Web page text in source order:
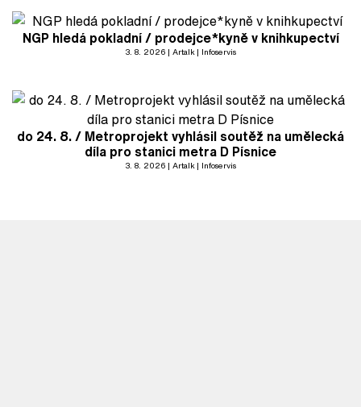
NGP hledá pokladní / prodejce*kyně v knihkupectví
3. 8. 2026 Artalk Infoservis
do 24. 8. / Metroprojekt vyhlásil soutěž na umělecká
díla pro stanici metra D Písnice
3. 8. 2026 Artalk Infoservis